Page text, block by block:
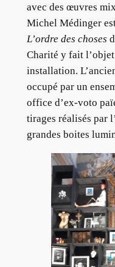
avec des œuvres
Michel Médinger
L’ordre des choses
Charité y fait l’objet
installation.
occupé par un
office d’ex-voto
tirages réalisés par
grandes boites